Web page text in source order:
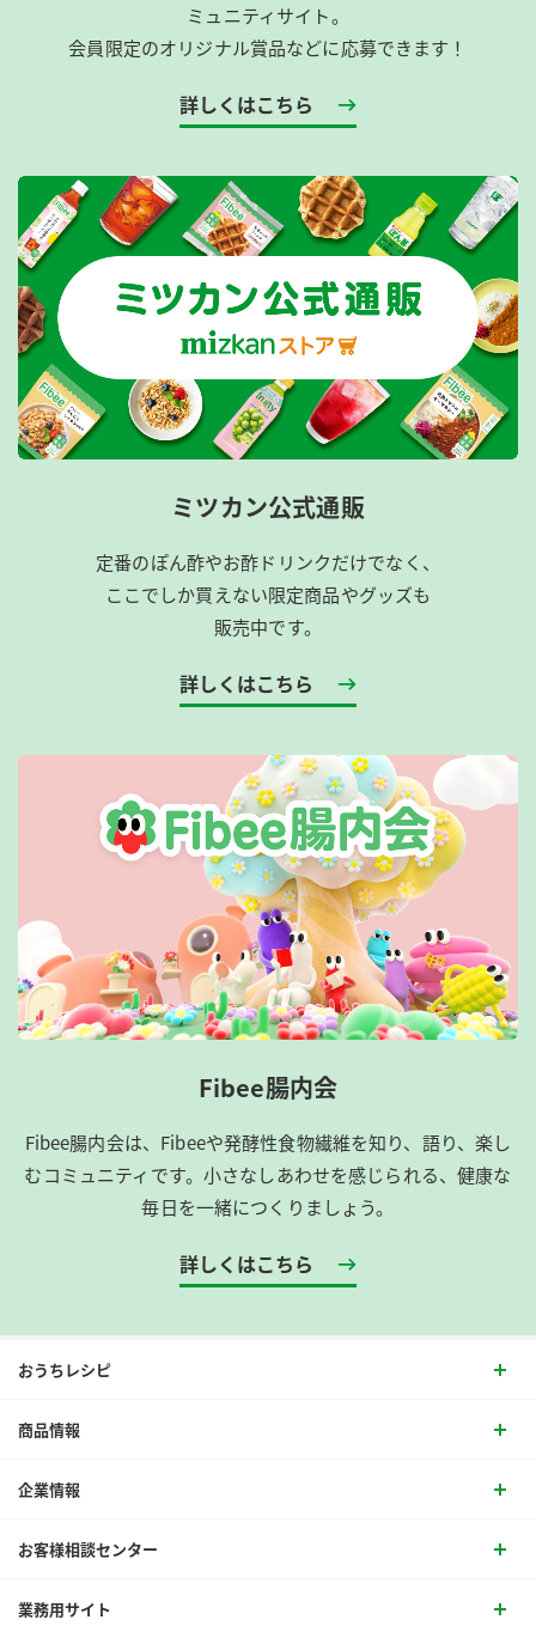
ミュニティサイト。
会員限定のオリジナル賞品などに応募できます！
詳しくはこちら
ミツカン公式通販
定番のぽん酢やお酢ドリンクだけでなく、
ここでしか買えない限定商品やグッズも
販売中です。
詳しくはこちら
Fibee腸内会
Fibee腸内会は、​Fibeeや発酵性食物繊維を知り、語り、楽し
むコミュニティです。​小さなしあわせを感じられる、健康な
毎日を一緒につくりましょう。
詳しくはこちら
おうちレシピ
商品情報
企業情報
お客様相談センター
業務用サイト